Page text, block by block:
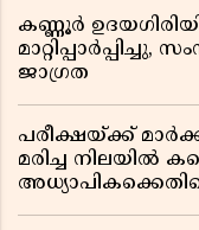
കണ്ണൂർ
ജാഗ്രത
പരീക്ഷയ്ക്ക്
മരിച്ച നിലയിൽ